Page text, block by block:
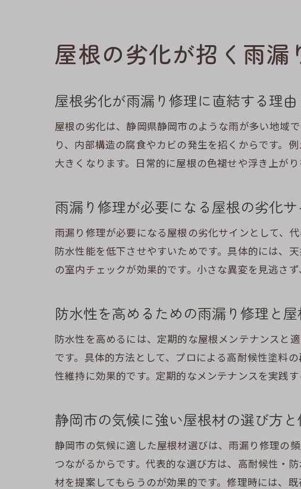
修理
住宅
雨漏
信頼
静岡
口コ
アフ
静岡市で
安心
静岡
雨漏
住ま
静岡
屋根の劣化が招く雨漏
屋根劣化が雨漏り修理に直結する理
屋根の劣化は、静岡県静岡市のような雨が多い地域
り、内部構造の腐食やカビの発生を招くからです。
大きくなります。日常的に屋根の色褪せや浮き上が
雨漏り修理が必要になる屋根の劣化
雨漏り修理が必要になる屋根の劣化サインとして、
防水性能を低下させやすいためです。具体的には、
の室内チェックが効果的です。小さな異変を見逃さ
防水性を高めるための雨漏り修理と
防水性を高めるには、定期的な屋根メンテナンスと
です。具体的方法として、プロによる高耐候性塗料
性維持に効果的です。定期的なメンテナンスを実践
静岡市の気候に強い屋根材の選び方
静岡市の気候に適した屋根材選びは、雨漏り修理の
つながるからです。代表的な選び方は、高耐候性・
材を提案してもらうのが効果的です。修理時には、